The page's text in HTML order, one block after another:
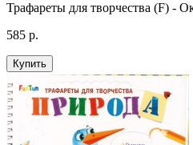
Трафареты для творчества (F) -
585 р.
Купить